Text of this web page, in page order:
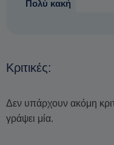
Πολύ κακή
Κριτικές:
Δεν υπάρχουν ακόμη
γράψει μία.